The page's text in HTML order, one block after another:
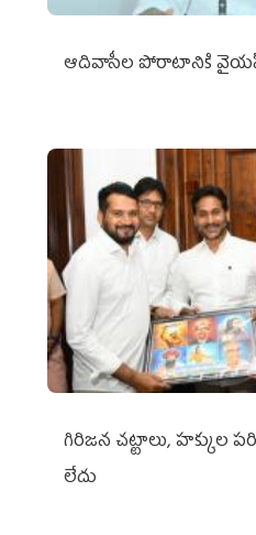
ఆదివాసీల పోరాటానికి
గిరిజన చట్టాలు, హక్కుల
లేదు